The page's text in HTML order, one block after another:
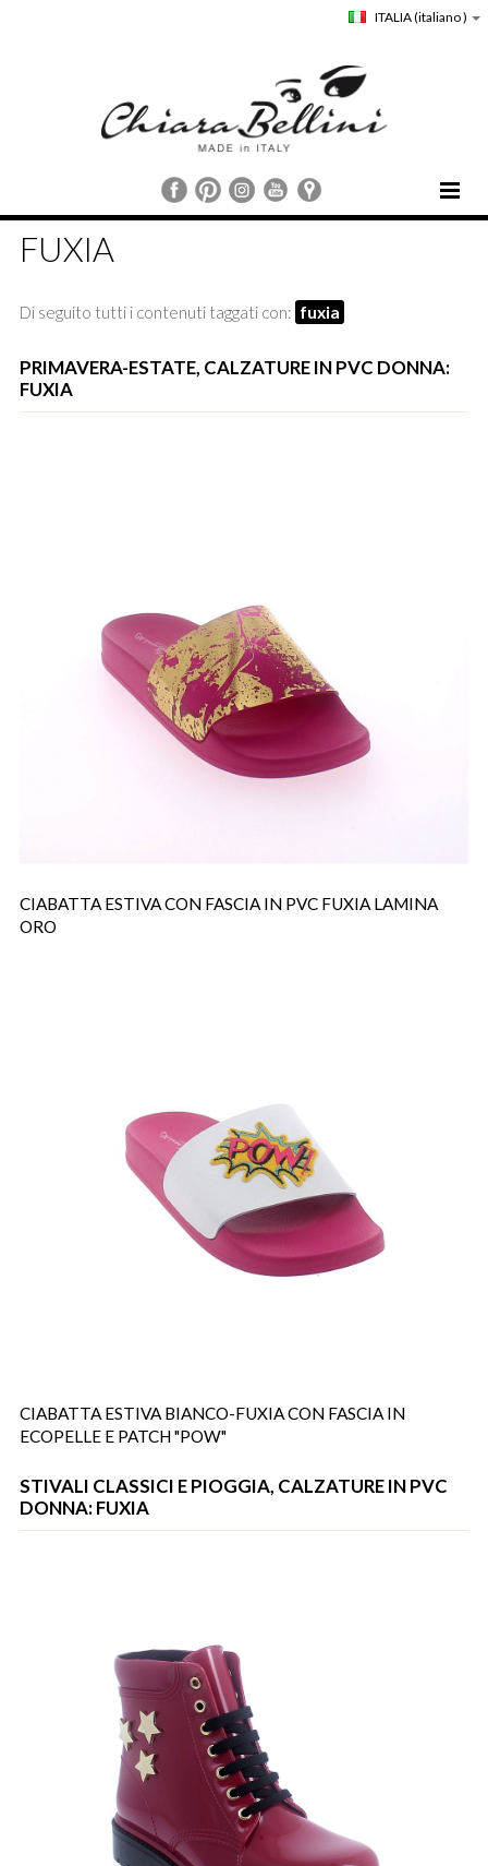
ITALIA(italiano )
HOME
CHIARA BELLINI
COMUNICAZIONE
CUSTOMER SERVICE
FUXIA
Di seguito tutti i contenuti taggati con: fuxia
PRIMAVERA-ESTATE, CALZATURE IN PVC DONNA:
FUXIA
CIABATTA ESTIVA CON FASCIA IN PVC FUXIA LAMINA
ORO
CIABATTA ESTIVA BIANCO-FUXIA CON FASCIA IN
ECOPELLE E PATCH "POW"
STIVALI CLASSICI E PIOGGIA, CALZATURE IN PVC
DONNA: FUXIA